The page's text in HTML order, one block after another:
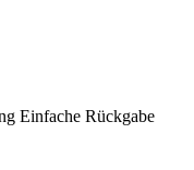
Einfache Rückgabe